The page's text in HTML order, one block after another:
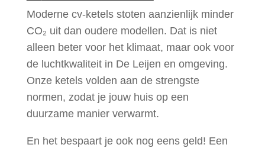
Moderne cv-ketels stoten aanzienlijk minder
CO₂ uit dan oudere modellen. Dat is niet
alleen beter voor het klimaat, maar ook voor
de luchtkwaliteit in De Leijen en omgeving.
Onze ketels volden aan de strengste
normen, zodat je jouw huis op een
duurzame manier verwarmt.
En het bespaart je ook nog eens geld! Een